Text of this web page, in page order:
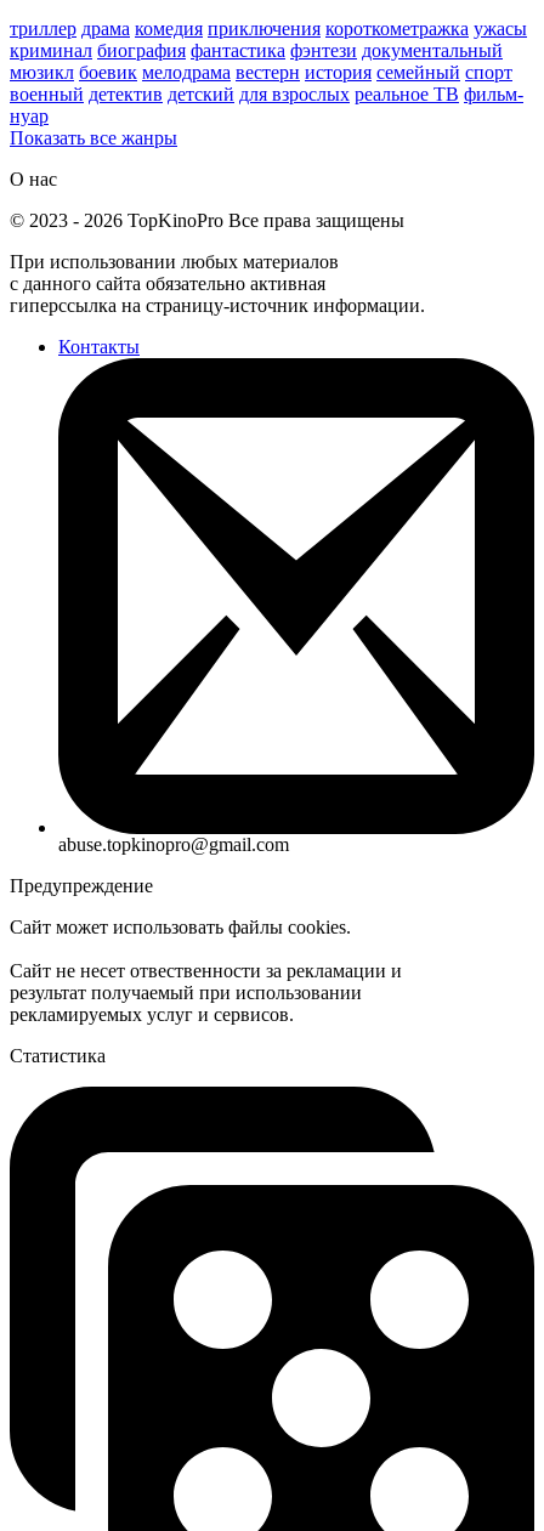
триллер драма комедия приключения короткометражка ужасы
криминал биография фантастика фэнтези документальный
мюзикл боевик мелодрама вестерн история семейный спорт
военный детектив детский для взрослых реальное ТВ фильм-
нуар
Показать все жанры
О нас
© 2023 - 2026 TopKinoPro Все права защищены
При использовании любых материалов
с данного сайта обязательно активная
гиперссылка на страницу-источник информации.
Контакты
abuse.topkinopro@gmail.com
Предупреждение
Сайт может использовать файлы cookies.
Сайт не несет отвественности за рекламации и
результат получаемый при использовании
рекламируемых услуг и сервисов.
Статистика